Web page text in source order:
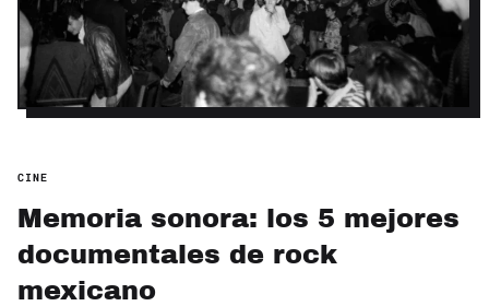
CINE
Memoria sonora: los 5 mejores
documentales de rock
mexicano